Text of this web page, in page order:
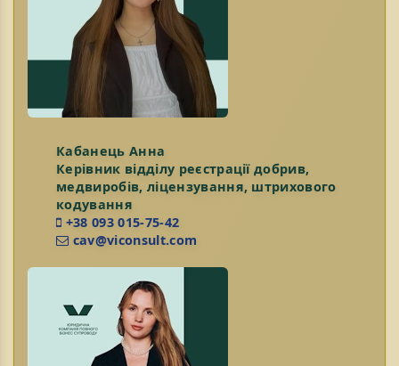
Кабанець Анна
Керівник відділу реєстрації добрив,
медвиробів, ліцензування, штрихового
кодування
+38 093 015-75-42
cav@viconsult.com